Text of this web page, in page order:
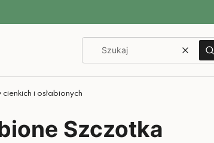
i osłabionych
Szczotka